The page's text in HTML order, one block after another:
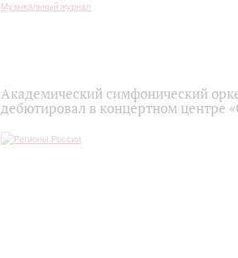
Музыкальный журнал
Академический симфонический
дебютировал в концертном центре